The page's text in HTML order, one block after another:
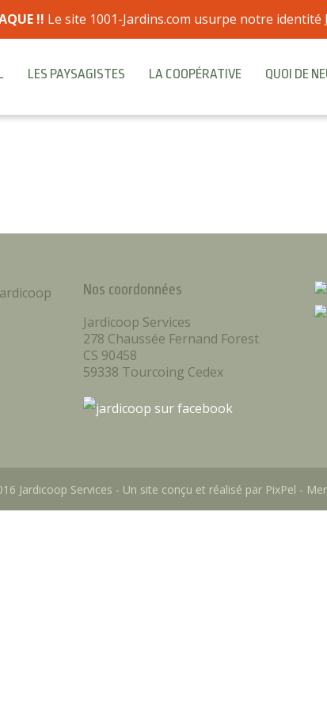
!! Le site 1001-Jardins.com usurpe notre identité
LES PAYSAGISTES LA COOPÉRATIVE QUOI DE
Nos coordonnées
Jardicoop Services
278 Chaussée Fernand Forest
CS 90458
59338 Tourcoing Cedex
Jardicoop Services - Un site conçu et réalisé par PixPel -